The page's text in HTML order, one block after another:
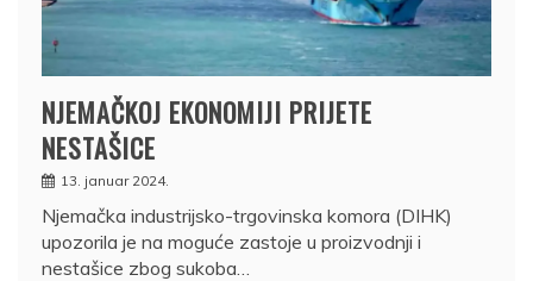
NJEMAČKOJ EKONOMIJI PRIJETE
NESTAŠICE
13. januar 2024.
Njemačka industrijsko-trgovinska komora (DIHK)
upozorila je na moguće zastoje u proizvodnji i
nestašice zbog sukoba…